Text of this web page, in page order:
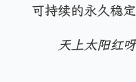
可持续的永久稳
天上太阳红